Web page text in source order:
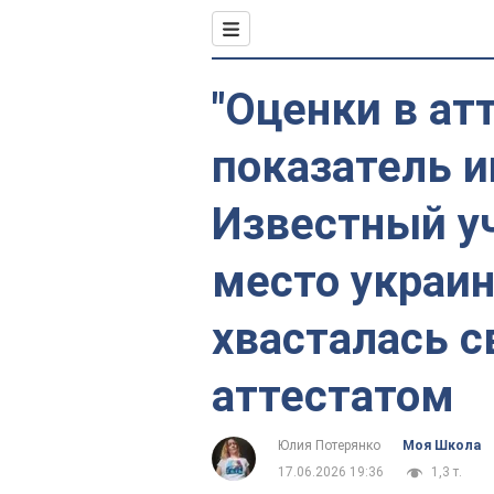
"Оценки в
показатель
Известный
место
хвасталась
аттестатом
Юлия Потерянко
Моя Школа
17.06.2026 19:36
1,3 т.